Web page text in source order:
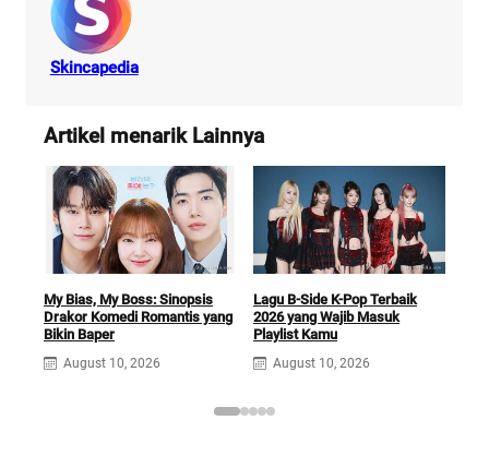
Skincapedia
Artikel menarik Lainnya
My Bias, My Boss: Sinopsis
Drakor Komedi Romantis yang
Bikin Baper
August 10, 2026
Lagu B-Side K-Pop Terbaik
2026 yang Wajib Masuk
Playlist Kamu
August 10, 2026